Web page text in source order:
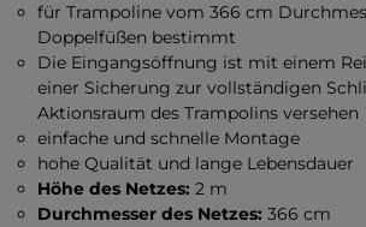
für Trampoline vom 366 cm
Doppelfüßen bestimmt
Die Eingangsöffnung ist mit einem
einer Sicherung zur vollständigen
Aktionsraum des Trampolins versehen
einfache und schnelle Montage
hohe Qualität und lange Lebensdauer
Höhe des Netzes: 2 m
Durchmesser des Netzes: 366 cm